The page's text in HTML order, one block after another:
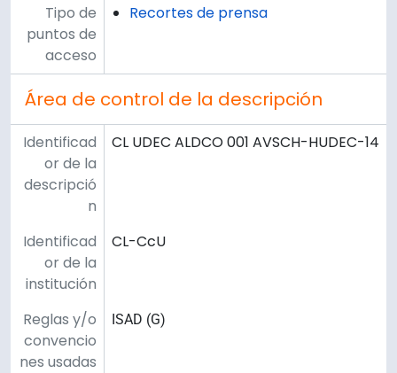
Tipo de
puntos de
acceso
Recortes de prensa
Área de control de la descripción
Identificad
or de la
descripció
n
CL UDEC ALDCO 001 AVSCH-HUDEC-14
Identificad
or de la
institución
CL-CcU
Reglas y/o
convencio
nes usadas
ISAD (G)